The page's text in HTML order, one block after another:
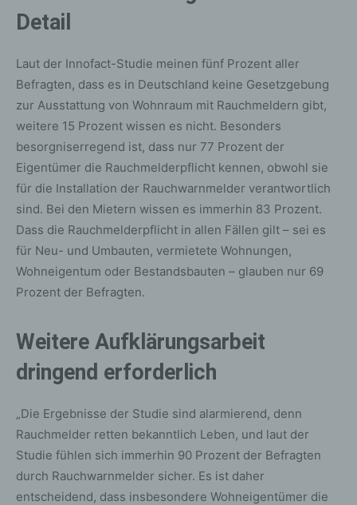
Detail
Laut der Innofact-Studie meinen fünf Prozent aller
Befragten, dass es in Deutschland keine Gesetzgebung
zur Ausstattung von Wohnraum mit Rauchmeldern gibt,
weitere 15 Prozent wissen es nicht. Besonders
besorgniserregend ist, dass nur 77 Prozent der
Eigentümer die Rauchmelderpflicht kennen, obwohl sie
für die Installation der Rauchwarnmelder verantwortlich
sind. Bei den Mietern wissen es immerhin 83 Prozent.
Dass die Rauchmelderpflicht in allen Fällen gilt – sei es
für Neu- und Umbauten, vermietete Wohnungen,
Wohneigentum oder Bestandsbauten – glauben nur 69
Prozent der Befragten.
Weitere Aufklärungsarbeit
dringend erforderlich
„Die Ergebnisse der Studie sind alarmierend, denn
Rauchmelder retten bekanntlich Leben, und laut der
Studie fühlen sich immerhin 90 Prozent der Befragten
durch Rauchwarnmelder sicher. Es ist daher
entscheidend, dass insbesondere Wohneigentümer die